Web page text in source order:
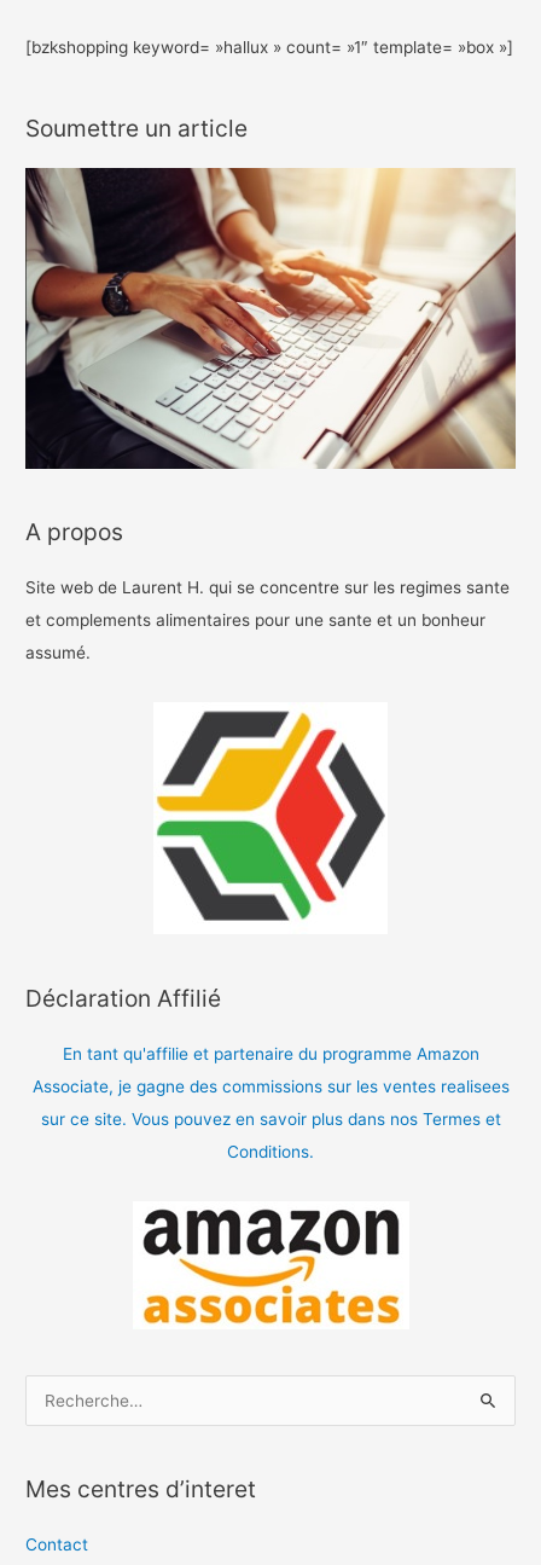
[bzkshopping keyword= »hallux » count= »1″ template= »box »]
Soumettre un article
A propos
Site web de Laurent H. qui se concentre sur les regimes sante
et complements alimentaires pour une sante et un bonheur
assumé.
Déclaration Affilié
En tant qu'affilie et partenaire du programme Amazon
Associate, je gagne des commissions sur les ventes realisees
sur ce site. Vous pouvez en savoir plus dans nos Termes et
Conditions.
h
e
Mes centres d’interet
Contact